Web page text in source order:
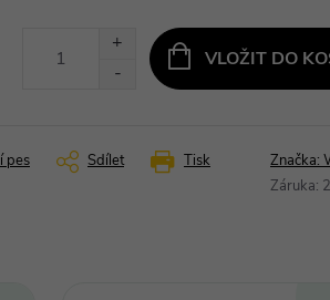
VLOŽIT DO
Tisk
pes Sdílet Značka:
Záruka: